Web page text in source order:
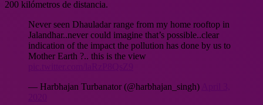
200 kilómetros de distancia.
Never seen Dhauladar range from my home rooftop in
Jalandhar..never could imagine that’s possible..clear
indication of the impact the pollution has done by us to
Mother Earth ?.. this is the view
— Harbhajan Turbanator (@harbhajan_singh)